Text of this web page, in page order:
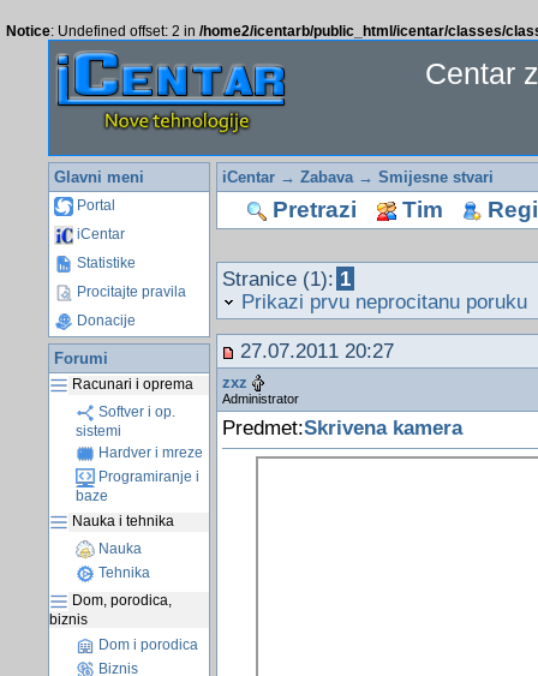
Notice: Undefined offset: 2 in /home2/icentarb/public_html/icentar/classes/
Centar
Glavni meni
Portal
iCentar
Statistike
Procitajte pravila
Donacije
Forumi
Racunari i oprema
Softver i op.
sistemi
Hardver i mreze
Programiranje i
baze
Nauka i tehnika
Nauka
Tehnika
Dom, porodica,
biznis
Dom i porodica
Biznis
iCentar→ Zabava→ Smijesne stvari
Pretrazi Tim
Stranice (1): 1
Prikazi prvu neprocitanu poruku
27.07.2011 20:27
zxz
Administrator
Predmet:Skrivena kamera